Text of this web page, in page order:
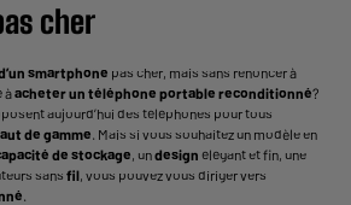
cher
smartphone pas cher, mais sans renoncer à
àacheter un téléphone portable reconditionné?
aujourd’hui des téléphones pour tous
de gamme. Mais si vous souhaitez un modèle en
de stockage, undesign élégant et fin, une
sans fil, vous pouvez vous diriger vers
.